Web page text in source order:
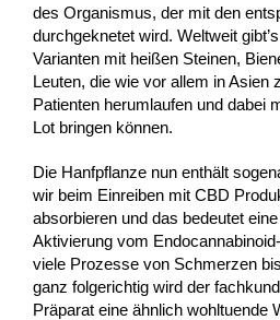
des Organismus, der mit den
durchgeknetet wird. Weltweit
Varianten mit heißen Steinen,
Leuten, die wie vor allem in Asien
Patienten herumlaufen und dabei
Lot bringen können.
Die Hanfpflanze nun enthält
wir beim Einreiben mit CBD
absorbieren und das bedeutet
Aktivierung vom
viele Prozesse von Schmerzen
ganz folgerichtig wird der
Präparat eine ähnlich wohltuende